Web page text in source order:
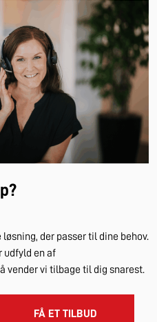
der passer til dine behov.
udfyld en af
vender vi tilbage til dig snarest.
FÅ ET TILBUD